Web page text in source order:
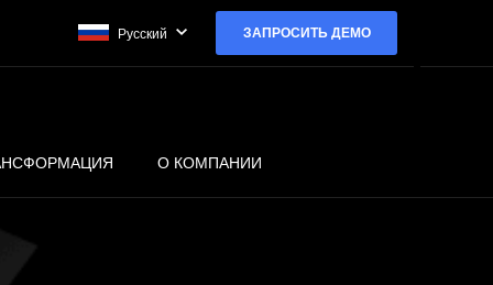
ЗАПРОСИТЬ ДЕМО
Русский
О КОМПАНИИ